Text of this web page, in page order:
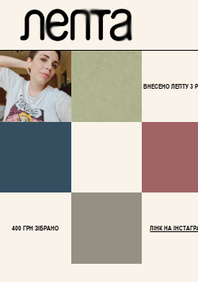
ВНЕСЕНО ЛЕПТУ 3
400 ГРН ЗІБРАНО ЛІНК НА